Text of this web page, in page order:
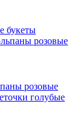
букеты
розовые